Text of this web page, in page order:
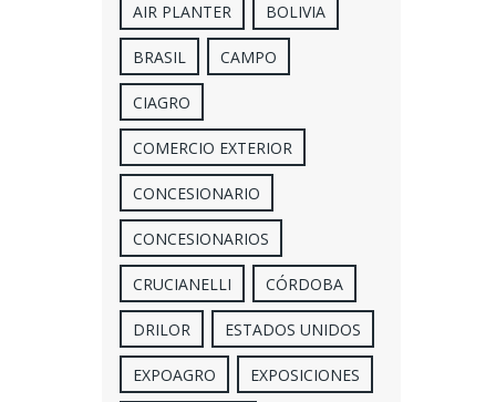
AIR PLANTER BOLIVIA
BRASIL CAMPO
CIAGRO
COMERCIO EXTERIOR
CONCESIONARIO
CONCESIONARIOS
CRUCIANELLI CÓRDOBA
DRILOR ESTADOS UNIDOS
EXPOAGRO EXPOSICIONES